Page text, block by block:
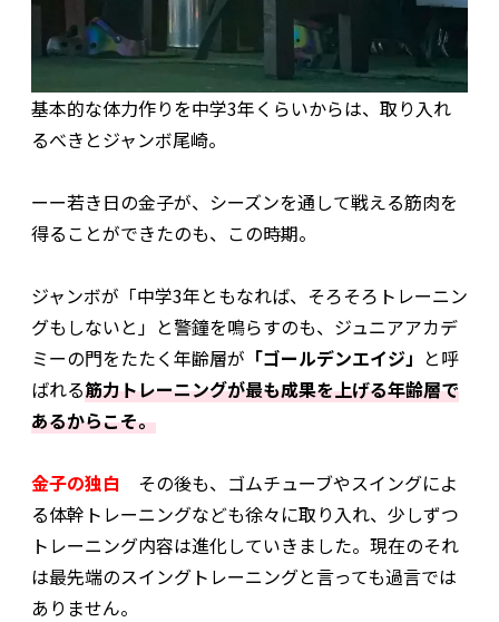
基本的な体力作りを中学3年くらいからは、取り入れ
るべきとジャンボ尾崎。
ーー若き日の金子が、シーズンを通して戦える筋肉を
得ることができたのも、この時期。
ジャンボが「中学3年ともなれば、そろそろトレーニン
グもしないと」と警鐘を鳴らすのも、ジュニアアカデ
ミーの門をたたく年齢層が 「ゴールデンエイジ」 と呼
ばれる筋力トレーニングが最も成果を上げる年齢層で
あるからこそ。
金子の独白 その後も、ゴムチューブやスイングによ
る体幹トレーニングなども徐々に取り入れ、少しずつ
トレーニング内容は進化していきました。現在のそれ
は最先端のスイングトレーニングと言っても過言では
ありません。